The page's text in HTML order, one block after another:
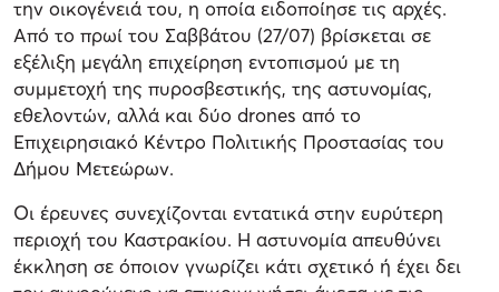
την οικογένειά του, η οποία ειδοποίησε τις αρχές.
Από το πρωί του Σαββάτου (27/07) βρίσκεται σε
εξέλιξη μεγάλη επιχείρηση εντοπισμού με τη
συμμετοχή της πυροσβεστικής, της αστυνομίας,
εθελοντών, αλλά και δύο drones από το
Επιχειρησιακό Κέντρο Πολιτικής Προστασίας του
Δήμου Μετεώρων.
Οι έρευνες συνεχίζονται εντατικά στην ευρύτερη
περιοχή του Καστρακίου. Η αστυνομία απευθύνει
έκκληση σε όποιον γνωρίζει κάτι σχετικό ή έχει δει